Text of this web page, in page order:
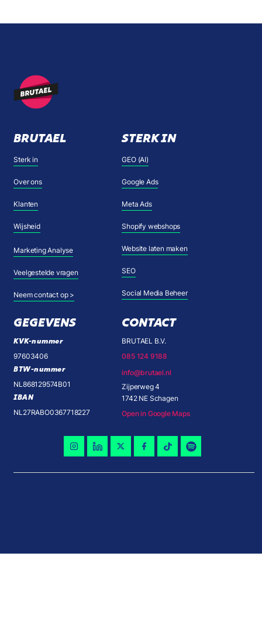
BRUTAEL
Sterk in
Over ons
Klanten
Wijsheid
Marketing Analyse
Veelgestelde vragen
Neem contact op >
STERK IN
GEO (AI)
Google Ads
Meta Ads
Shopify webshops
Website laten maken
SEO
Social Media Beheer
GEGEVENS
KVK-nummer
97603406
BTW-nummer
NL868129574B01
IBAN
NL27RABO0367718227
CONTACT
BRUTAEL B.V.
085 124 9188
info@brutael.nl
Zijperweg 4
1742 NE Schagen
Open in Google Maps